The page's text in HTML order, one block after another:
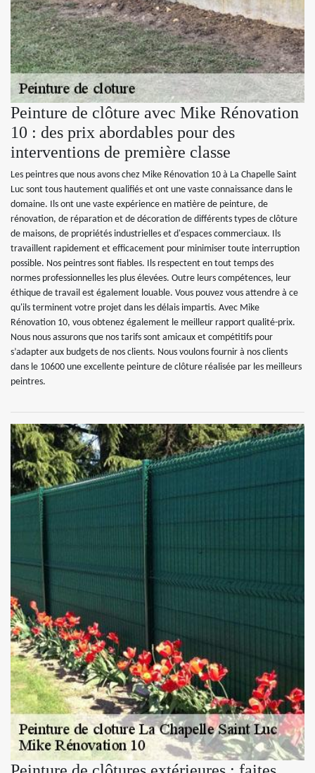
Peinture de clôture avec Mike Rénovation
10 : des prix abordables pour des
interventions de première classe
Les peintres que nous avons chez Mike Rénovation 10 à La Chapelle Saint
Luc sont tous hautement qualifiés et ont une vaste connaissance dans le
domaine. Ils ont une vaste expérience en matière de peinture, de
rénovation, de réparation et de décoration de différents types de clôture
de maisons, de propriétés industrielles et d'espaces commerciaux. Ils
travaillent rapidement et efficacement pour minimiser toute interruption
possible. Nos peintres sont fiables. Ils respectent en tout temps des
normes professionnelles les plus élevées. Outre leurs compétences, leur
éthique de travail est également louable. Vous pouvez vous attendre à ce
qu'ils terminent votre projet dans les délais impartis. Avec Mike
Rénovation 10, vous obtenez également le meilleur rapport qualité-prix.
Nous nous assurons que nos tarifs sont amicaux et compétitifs pour
s’adapter aux budgets de nos clients. Nous voulons fournir à nos clients
dans le 10600 une excellente peinture de clôture réalisée par les meilleurs
peintres.